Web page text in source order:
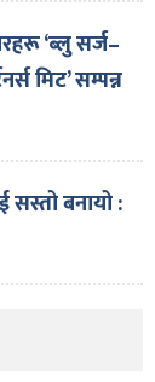
‘ब्लु सर्ज–
मिट’ सम्पन्न
सस्तो बनायो :